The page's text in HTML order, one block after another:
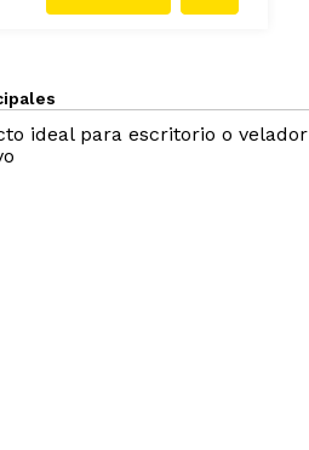
ideal para escritorio o velador